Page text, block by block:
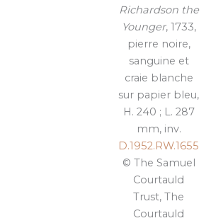
Richardson the
Younger, 1733,
pierre noire,
sanguine et
craie blanche
sur papier bleu,
H. 240 ; L. 287
mm, inv.
D.1952.RW.1655
© The Samuel
Courtauld
Trust, The
Courtauld